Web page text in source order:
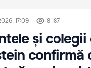
17:09 8 187
și colegii
confirmă